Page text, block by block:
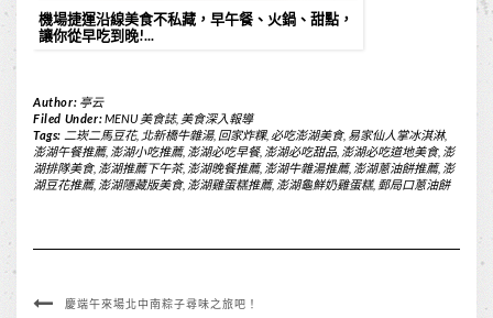
機場捷運沿線美食不私藏，早午餐、火鍋、甜點，
讓你從早吃到晚!...
Author: 亭云
Filed Under:MENU 美食誌, 美食深入報導
Tags: 二崁二馬豆花, 北新橋牛雜湯, 回家炸粿, 必吃澎湖美食, 易家仙人掌冰淇淋,
澎湖午餐推薦, 澎湖小吃推薦, 澎湖必吃早餐, 澎湖必吃甜品 澎湖必吃道地美食, 澎
湖排隊美食, 澎湖推薦下午茶, 澎湖晚餐推薦, 澎湖牛雜湯推薦, 澎湖蔥油餅推薦, 澎
湖豆花推薦, 澎湖隱藏版美食, 澎湖雞蛋糕推薦, 澎湖龜鮮奶雞蛋糕, 郵局口蔥油餅
慶端午來場北中南粽子尋味之旅吧！